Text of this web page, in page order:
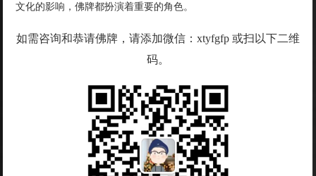
文化的影响，佛牌都扮演着重要的角色。
如需咨询和恭请佛牌，请添加微信：xtyfgfp 或扫以下二维
码。